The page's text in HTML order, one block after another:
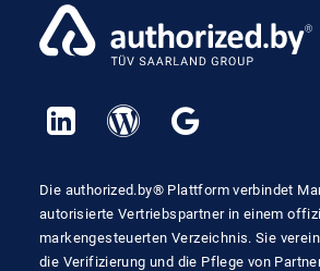
Die authorized.by® Plattform verbindet
autorisierte Vertriebspartner in einem
markengesteuerten Verzeichnis. Sie
die Verifizierung und die Pflege von